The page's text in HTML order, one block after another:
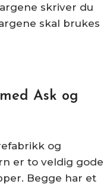
skriver du
skal brukes
Ask og
og
er to veldig gode
Begge har et